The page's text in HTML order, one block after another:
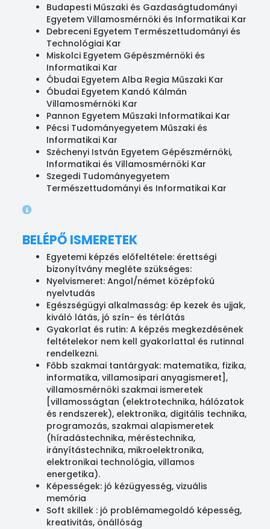
Budapesti Műszaki és Gazdaságtudományi
Egyetem Villamosmérnöki és Informatikai Kar
Debreceni Egyetem Természettudományi és
Technológiai Kar
Miskolci Egyetem Gépészmérnöki és
Informatikai Kar
Óbudai Egyetem Alba Regia Műszaki Kar
Óbudai Egyetem Kandó Kálmán
Villamosmérnöki Kar
Pannon Egyetem Műszaki Informatikai Kar
Pécsi Tudományegyetem Műszaki és
Informatikai Kar
Széchenyi István Egyetem Gépészmérnöki,
Informatikai és Villamosmérnöki Kar
Szegedi Tudományegyetem
Természettudományi és Informatikai Kar
BELÉPŐ ISMERETEK
Egyetemi képzés előfeltétele: érettségi
bizonyítvány megléte szükséges:
Nyelvismeret: Angol/német középfokú
nyelvtudás
Egészségügyi alkalmasság: ép kezek és ujjak,
kiváló látás, jó szín- és térlátás
Gyakorlat és rutin: A képzés megkezdésének
feltételekor nem kell gyakorlattal és rutinnal
rendelkezni.
Főbb szakmai tantárgyak: matematika, fizika,
informatika, villamosipari anyagismeret],
villamosmérnöki szakmai ismeretek
[villamosságtan (elektrotechnika, hálózatok
és rendszerek), elektronika, digitális technika,
programozás, szakmai alapismeretek
(híradástechnika, méréstechnika,
irányítástechnika, mikroelektronika,
elektronikai technológia, villamos
energetika).
Képességek: jó kézügyesség, vizuális
memória
Soft skillek : jó problémamegoldó képesség,
kreativitás, önállóság